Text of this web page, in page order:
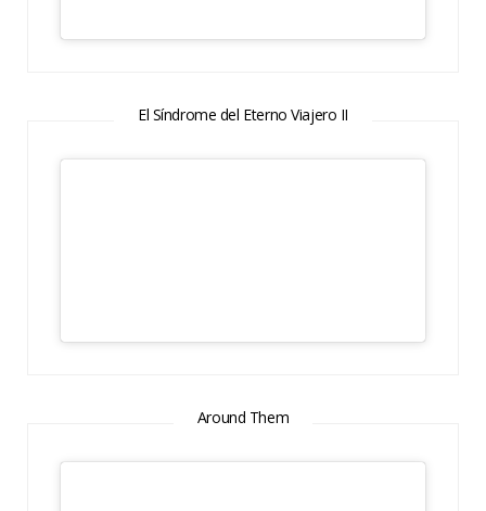
El Síndrome del Eterno Viajero II
Around Them